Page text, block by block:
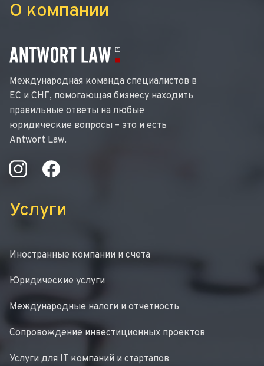
О компании
Международная команда специалистов в
ЕС и СНГ, помогающая бизнесу находить
правильные ответы на любые
юридические вопросы – это и есть
Antwort Law.
Услуги
Иностранные компании и счета
Юридические услуги
Международные налоги и отчетность
Сопровождение инвестиционных проектов
Услуги для IT компаний и стартапов